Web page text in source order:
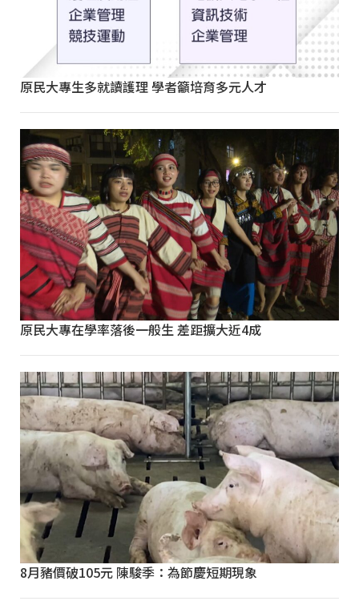
原民大專生多就讀護理 學者籲培育多元人才
原民大專在學率落後一般生 差距擴大近4成
8月豬價破105元 陳駿季：為節慶短期現象